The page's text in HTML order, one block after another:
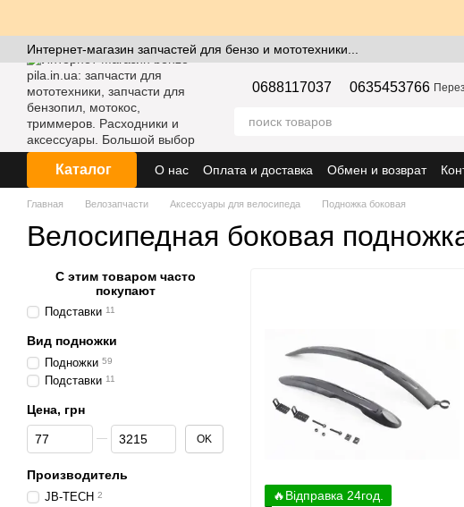
Интернет-магазин запчастей для бензо и мототехники...
0688117037 0635453766
Каталог О нас Оплата и доставка Обмен и возврат
Главная Велозапчасти Аксессуары для велосипеда Подножка боковая
Велосипедная боковая
🔥Відправка 24год.
С этим товаром часто
покупают
Подставки 11
Вид подножки
Подножки 59
Подставки 11
Цена, грн
От Цена, грн
До Цена, грн OK
Производитель
JB-TECH 2